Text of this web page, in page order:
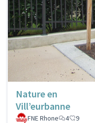
Nature en
Vill’eurbanne
FNE Rhone
4 9